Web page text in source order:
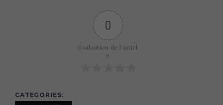
0
Évaluation de l'articl
e
CATEGORIES